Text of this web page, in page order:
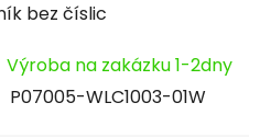
bez číslic
Výroba na zakázku 1-2dny
P07005-WLC1003-01W